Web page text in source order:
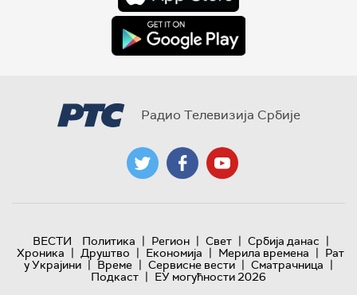
Радио Телевизија Србије
ВЕСТИ Политика | Регион | Свет | Србија данас |
Хроника | Друштво | Економија | Мерила времена | Рат
у Украјини | Време | Сервисне вести | Сматрачница |
Подкаст | ЕУ могућности 2026